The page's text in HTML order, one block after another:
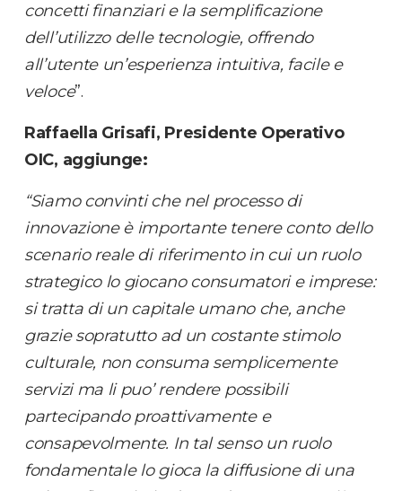
concetti finanziari e la semplificazione
dell’utilizzo delle tecnologie, offrendo
all’utente un’esperienza intuitiva, facile e
veloce”.
Raffaella Grisafi, Presidente Operativo
OIC, aggiunge:
“Siamo convinti che nel processo di
innovazione è importante tenere conto dello
scenario reale di riferimento in cui un ruolo
strategico lo giocano consumatori e imprese:
si tratta di un capitale umano che, anche
grazie sopratutto ad un costante stimolo
culturale, non consuma semplicemente
servizi ma li puo’ rendere possibili
partecipando proattivamente e
consapevolmente. In tal senso un ruolo
fondamentale lo gioca la diffusione di una